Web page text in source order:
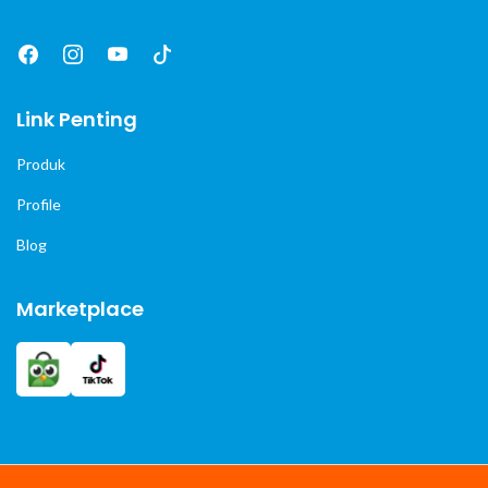
Link Penting
Produk
Profile
Blog
Marketplace